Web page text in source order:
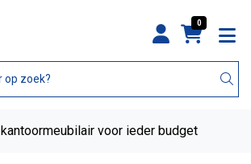
0
kantoormeubilair voor ieder budget